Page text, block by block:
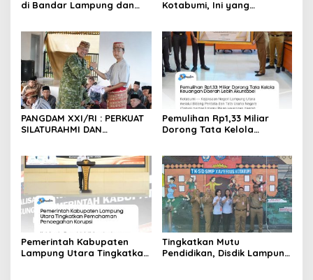
di Bandar Lampung dan
Pembangunan untuk
Kesejahteraan Masyarakat
Kotabumi, Ini yang
PANGDAM XXI/RI : PERKUAT
SILATURAHMI DAN
Pemulihan Rp1,33 Miliar
Dorong Tata Kelola
Pemerintah Kabupaten
Lampung Utara Tingkatkan
Tingkatkan Mutu
Pendidikan, Disdik Lampung